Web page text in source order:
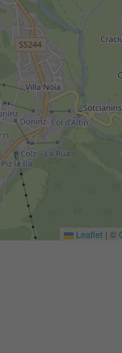
Leaflet | ©